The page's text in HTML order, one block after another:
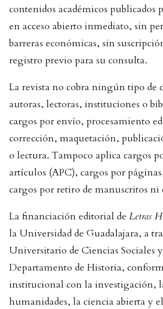
contenidos académicos publicados
en acceso abierto inmediato, sin
barreras económicas, sin
registro previo para su consulta.
La revista no cobra ningún tipo de
autoras, lectoras, instituciones o
cargos por envío, procesamiento
corrección, maquetación,
o lectura. Tampoco aplica cargos
artículos (APC), cargos por
cargos por retiro de manuscritos ni
La financiación editorial de Letras
la Universidad de Guadalajara, a
Universitario de Ciencias Sociales
Departamento de Historia,
institucional con la investigación,
humanidades, la ciencia abierta y